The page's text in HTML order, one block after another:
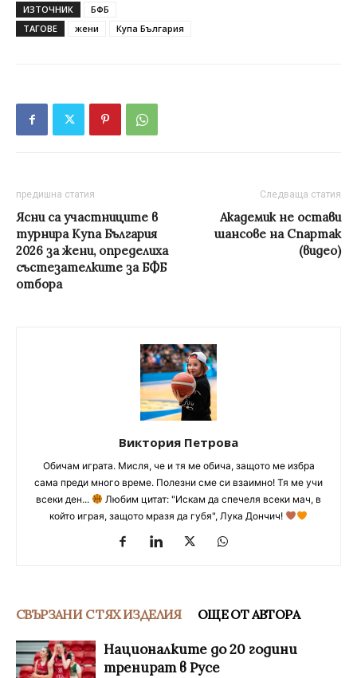
ИЗТОЧНИК
БФБ
ТАГОВЕ
жени Купа България
предишна статия
Ясни са участниците в
турнира Купа България
2026 за жени, определиха
състезателките за БФБ
отбора
Следваща статия
Академик не остави
шансове на Спартак
(видео)
Виктория Петрова
Обичам играта. Мисля, че и тя ме обича, защото ме избра
сама преди много време. Полезни сме си взаимно! Тя ме учи
всеки ден...
Любим цитат: "Искам да спечеля всеки мач, в
който играя, защото мразя да губя", Лука Дончич!
СВЪРЗАНИ С ТЯХ ИЗДЕЛИЯ ОЩЕ ОТ АВТОРА
Националките до 20 години
тренират в Русе